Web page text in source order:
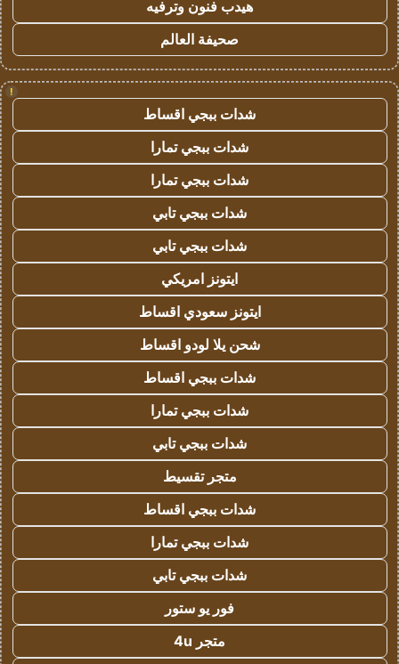
هيدب فنون وترفيه
صحيفة العالم
!
شدات ببجي اقساط
شدات ببجي تمارا
شدات ببجي تمارا
شدات ببجي تابي
شدات ببجي تابي
ايتونز امريكي
ايتونز سعودي اقساط
شحن يلا لودو اقساط
شدات ببجي اقساط
شدات ببجي تمارا
شدات ببجي تابي
متجر تقسيط
شدات ببجي اقساط
شدات ببجي تمارا
شدات ببجي تابي
فور يو ستور
متجر 4u